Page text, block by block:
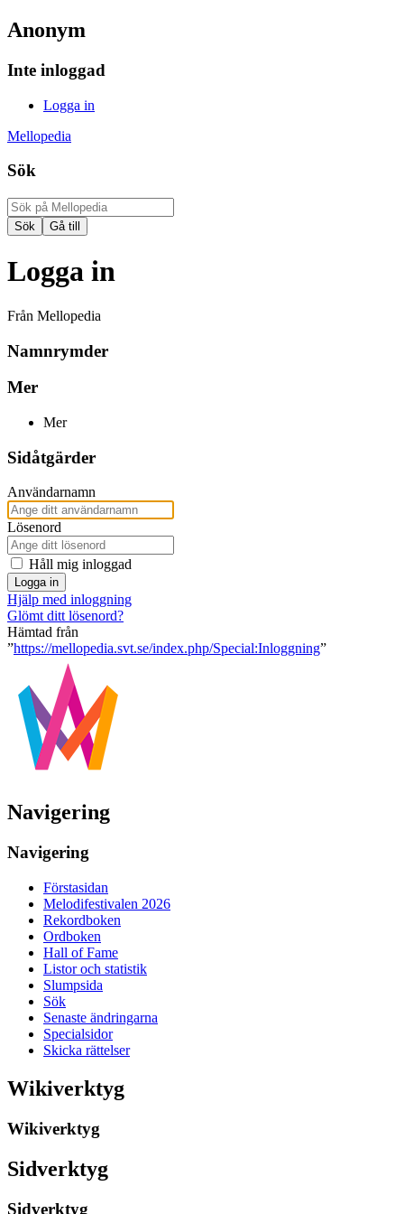
Anonym
Inte inloggad
Logga in
Mellopedia
Sök
Logga in
Från Mellopedia
Namnrymder
Mer
Mer
Sidåtgärder
Användarnamn
Lösenord
Håll mig inloggad
Logga in
Hjälp med inloggning
Glömt ditt lösenord?
Hämtad från
”https://mellopedia.svt.se/index.php/Special:Inloggning”
Navigering
Navigering
Förstasidan
Melodifestivalen 2026
Rekordboken
Ordboken
Hall of Fame
Listor och statistik
Slumpsida
Sök
Senaste ändringarna
Specialsidor
Skicka rättelser
Wikiverktyg
Wikiverktyg
Sidverktyg
Sidverktyg